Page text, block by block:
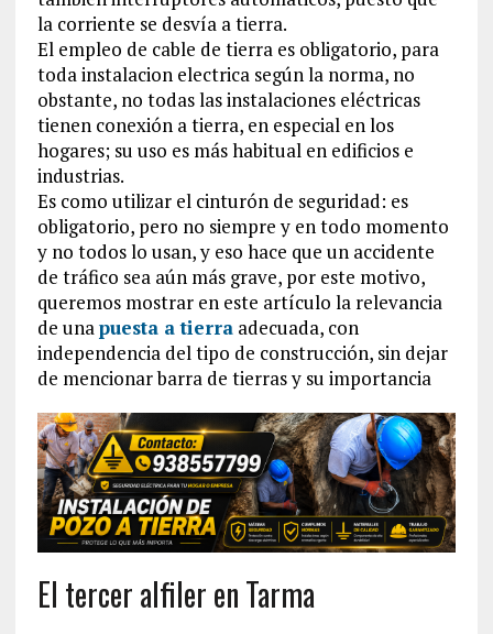
la corriente se desvía a tierra.
El empleo de cable de tierra es obligatorio, para
toda instalacion electrica según la norma, no
obstante, no todas las instalaciones eléctricas
tienen conexión a tierra, en especial en los
hogares; su uso es más habitual en edificios e
industrias.
Es como utilizar el cinturón de seguridad: es
obligatorio, pero no siempre y en todo momento
y no todos lo usan, y eso hace que un accidente
de tráfico sea aún más grave, por este motivo,
queremos mostrar en este artículo la relevancia
de unapuesta a tierraadecuada, con
independencia del tipo de construcción, sin dejar
de mencionar barra de tierras y su importancia
El tercer alfiler en Tarma